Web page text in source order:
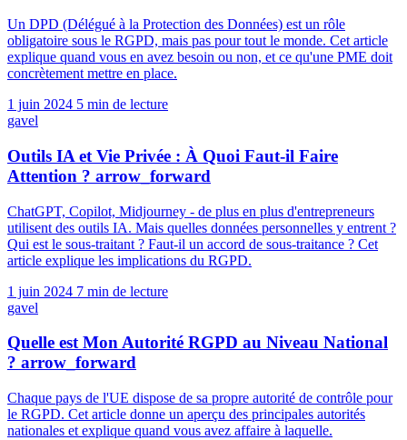
Un DPD (Délégué à la Protection des Données) est un rôle
obligatoire sous le RGPD, mais pas pour tout le monde. Cet article
explique quand vous en avez besoin ou non, et ce qu'une PME doit
concrètement mettre en place.
1 juin 2024 5 min de lecture
gavel
Outils IA et Vie Privée : À Quoi Faut-il Faire
Attention ? arrow_forward
ChatGPT, Copilot, Midjourney - de plus en plus d'entrepreneurs
utilisent des outils IA. Mais quelles données personnelles y entrent ?
Qui est le sous-traitant ? Faut-il un accord de sous-traitance ? Cet
article explique les implications du RGPD.
1 juin 2024 7 min de lecture
gavel
Quelle est Mon Autorité RGPD au Niveau National
? arrow_forward
Chaque pays de l'UE dispose de sa propre autorité de contrôle pour
le RGPD. Cet article donne un aperçu des principales autorités
nationales et explique quand vous avez affaire à laquelle.